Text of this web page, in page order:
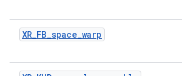
XR_FB_space_warp